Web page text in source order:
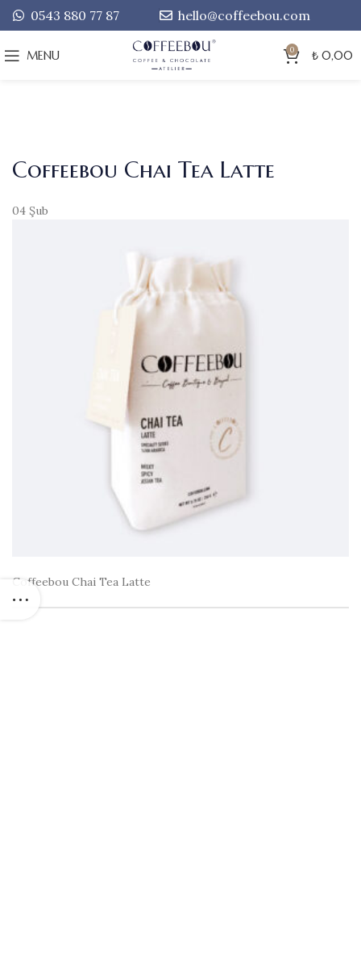
0543 880 77 87 hello@coffeebou.com
MENU 0 ₺ 0,00
Coffeebou Chai Tea Latte
04 Şub
Coffeebou Chai Tea Latte